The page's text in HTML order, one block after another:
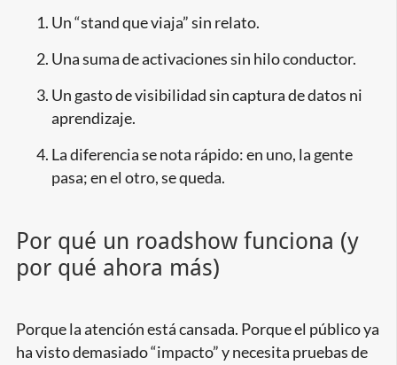
Un “stand que viaja” sin relato.
Una suma de activaciones sin hilo conductor.
Un gasto de visibilidad sin captura de datos ni
aprendizaje.
La diferencia se nota rápido: en uno, la gente
pasa; en el otro, se queda.
Por qué un roadshow funciona (y
por qué ahora más)
Porque la atención está cansada. Porque el público ya
ha visto demasiado “impacto” y necesita pruebas de